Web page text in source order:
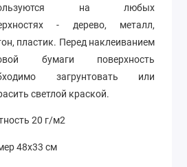
на любых
- дерево, металл,
пластик. Перед наклеиванием
бумаги поверхность
загрунтовать или
светлой краской.
20 г/м2
48х33 см